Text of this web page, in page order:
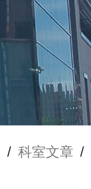
/ 科室文章 /